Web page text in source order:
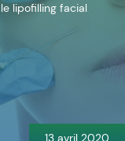
lipofilling facial
13 avril 2020